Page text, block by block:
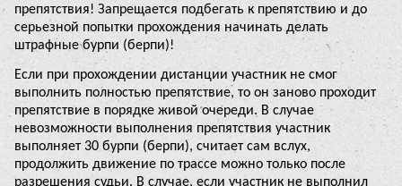
препятствия! Запрещается подбегать к препятствию и до
серьезной попытки прохождения начинать делать
штрафные бурпи (берпи)!
Если при прохождении дистанции участник не смог
выполнить полностью препятствие, то он заново проходит
препятствие в порядке живой очереди. В случае
невозможности выполнения препятствия участник
выполняет 30 бурпи (берпи), считает сам вслух,
продолжить движение по трассе можно только после
разрешения судьи. В случае, если участник не выполнил